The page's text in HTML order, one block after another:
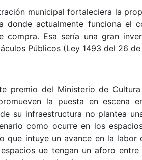
municipal fortaleciera la
donde actualmente funciona el
Esa sería una gran
Públicos (Ley 1493 del 26
premio del Ministerio de
la puesta en escena
su infraestructura no plantea
como ocurre en los
que intuye un avance en la
ue tengan un aforo